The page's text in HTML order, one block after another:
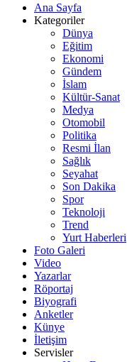
Ana Sayfa
Kategoriler
Dünya
Eğitim
Ekonomi
Gündem
İslam
Kültür-Sanat
Medya
Otomobil
Politika
Resmi İlan
Sağlık
Seyahat
Son Dakika
Spor
Teknoloji
Trend
Yurt Haberleri
Foto Galeri
Video
Yazarlar
Röportaj
Biyografi
Anketler
Künye
İletişim
Servisler